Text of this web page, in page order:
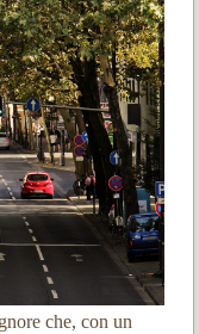
che, con un